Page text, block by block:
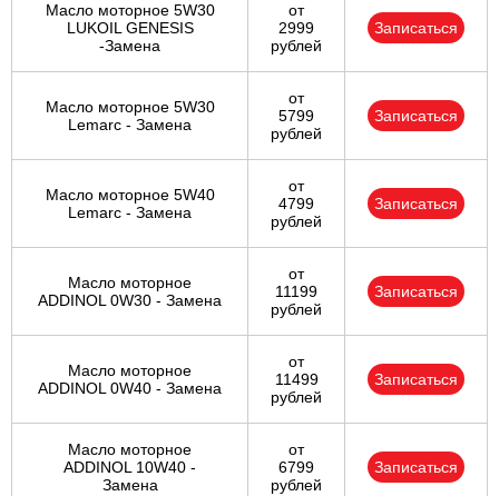
Масло моторное 5W30
LUKOIL GENESIS
-Замена
от
2999
рублей
Записаться
Масло моторное 5W30
Lemarc - Замена
от
5799
рублей
Записаться
Масло моторное 5W40
Lemarc - Замена
от
4799
рублей
Записаться
Масло моторное
ADDINOL 0W30 - Замена
от
11199
рублей
Записаться
Масло моторное
ADDINOL 0W40 - Замена
от
11499
рублей
Записаться
Масло моторное
ADDINOL 10W40 -
Замена
от
6799
рублей
Записаться